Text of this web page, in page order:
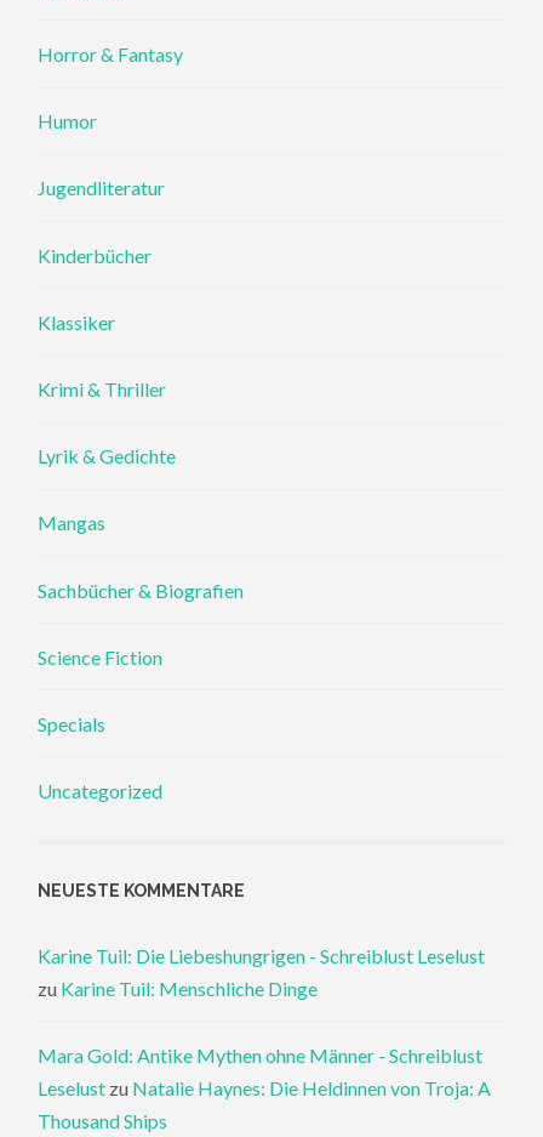
Horror & Fantasy
Humor
Jugendliteratur
Kinderbücher
Klassiker
Krimi & Thriller
Lyrik & Gedichte
Mangas
Sachbücher & Biografien
Science Fiction
Specials
Uncategorized
NEUESTE KOMMENTARE
Karine Tuil: Die Liebeshungrigen - Schreiblust Leselust
zu Karine Tuil: Menschliche Dinge
Mara Gold: Antike Mythen ohne Männer - Schreiblust
Leselust zu Natalie Haynes: Die Heldinnen von Troja: A
Thousand Ships